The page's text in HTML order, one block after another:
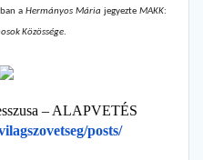
a Hermányos Mária jegyezte MAKK:
Közössége.
– ALAPVETÉS
posts/